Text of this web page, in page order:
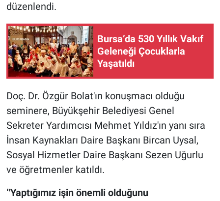
düzenlendi.
Bursa’da 530 Yıllık Vakıf
Geleneği Çocuklarla
Yaşatıldı
Doç. Dr. Özgür Bolat'ın konuşmacı olduğu
seminere, Büyükşehir Belediyesi Genel
Sekreter Yardımcısı Mehmet Yıldız'ın yanı sıra
İnsan Kaynakları Daire Başkanı Bircan Uysal,
Sosyal Hizmetler Daire Başkanı Sezen Uğurlu
ve öğretmenler katıldı.
‘'Yaptığımız işin önemli olduğunu